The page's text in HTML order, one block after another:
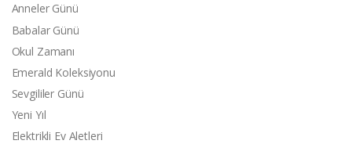
Anneler Günü
Babalar Günü
Okul Zamanı
Emerald Koleksiyonu
Sevgililer Günü
Yeni Yıl
Elektrikli Ev Aletleri